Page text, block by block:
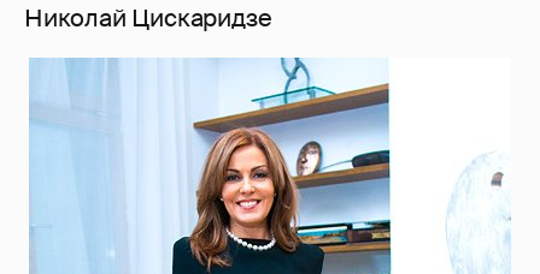
Николай Цискаридзе